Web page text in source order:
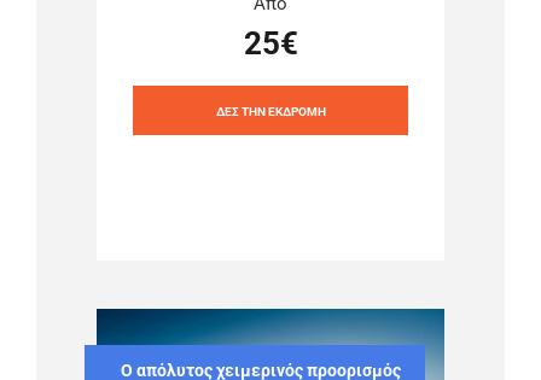
25€
ΔΕΣ ΤΗΝ ΕΚΔΡΟΜΗ
Ο απόλυτος χειμερινός προορισμός